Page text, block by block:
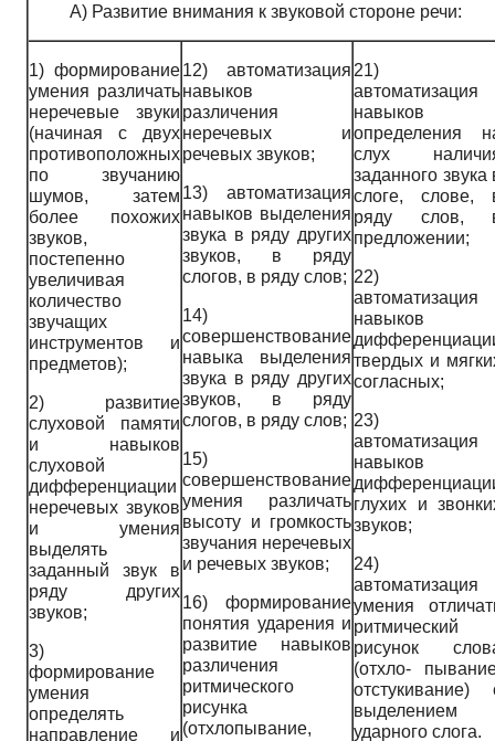
А) Развитие внимания к звуковой стороне речи:
1) формирование
умения различать
неречевые звуки
(начиная с двух
противоположных
по звучанию
шумов, затем
более похожих
звуков,
постепенно
увеличивая
количество
звучащих
инструментов и
предметов);
2) развитие
слуховой памяти
и навыков
слуховой
дифференциации
неречевых звуков
и умения
выделять
заданный звук в
ряду других
звуков;
3)
формирование
умения
определять
направление и
12) автоматизация
навыков
различения
неречевых и
речевых звуков;
13) автоматизация
навыков выделения
звука в ряду других
звуков, в ряду
слогов, в ряду слов;
14)
совершенствование
навыка выделения
звука в ряду других
звуков, в ряду
слогов, в ряду слов;
15)
совершенствование
умения различать
высоту и громкость
звучания неречевых
и речевых звуков;
16) формирование
понятия ударения и
развитие навыков
различения
ритмического
рисунка
(отхлопывание,
автоматизация
навыков
определения
слух
заданного звука
слоге, слове,
ряду слов,
предложении;
автоматизация
навыков
твердых и
согласных;
автоматизация
навыков
глухих и
звуков;
автоматизация
умения
ритмический
рисунок
(отхло-
отстукивание)
выделением
ударного слога.